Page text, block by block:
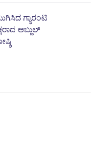
ಗ್ಯಾರಂಟಿ
ಅಬ್ದುಲ್